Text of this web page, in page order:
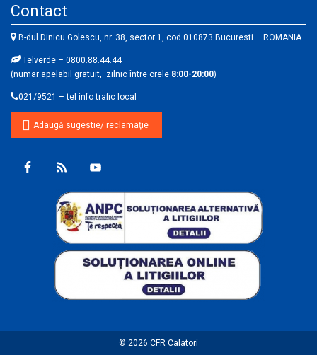
Contact
B-dul Dinicu Golescu, nr. 38, sector 1, cod 010873 Bucuresti – ROMANIA
Telverde – 0800.88.44.44
(numar apelabil gratuit, zilnic între orele 8:00-20:00)
021/9521 – tel info trafic local
Adaugă sugestie/ reclamaţie
© 2026 CFR Calatori